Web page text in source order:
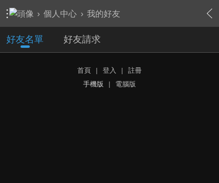
› 個人中心 › 我的好友
好友名單 好友請求
首頁 | 登入 |
註冊
手機版
| 電腦版